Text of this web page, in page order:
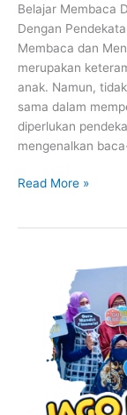
Belajar Membaca
Dengan
Membaca dan
merupakan
anak. Namun,
sama dalam
diperlukan
mengenalkan
PENDEKATAN
3B
(BERCERITA,
BERNYANYI,
BERMAIN)
Read More »
Mengajar
Bercerita,